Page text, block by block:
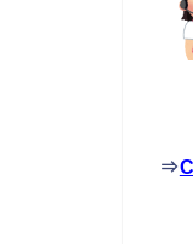
⇒